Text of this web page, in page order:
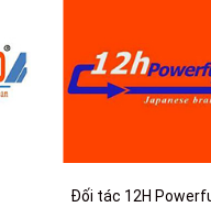
Đối tác 12H